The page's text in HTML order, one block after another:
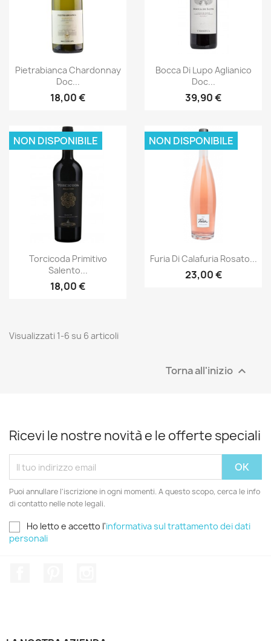
Anteprima
Pietrabianca Chardonnay
Doc...
18,00 €
Anteprima
Bocca Di Lupo Aglianico
Doc...
39,90 €
Anteprima
Torcicoda Primitivo
Salento...
18,00 €
NON DISPONIBILE
Anteprima
Furia Di Calafuria Rosato...
23,00 €
NON DISPONIBILE
Visualizzati 1-6 su 6 articoli
Torna all'inizio 
Ricevi le nostre novità e le offerte speciali
Puoi annullare l'iscrizione in ogni momenti. A questo scopo, cerca le info
di contatto nelle note legali.
Ho letto e accetto l'informativa sul trattamento dei dati
personali